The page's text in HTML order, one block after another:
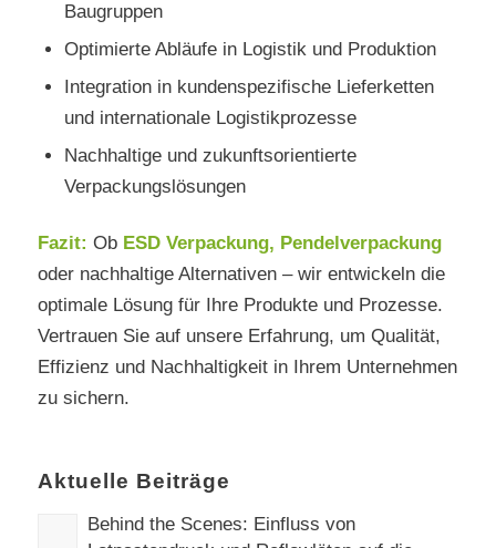
Baugruppen
Optimierte Abläufe in Logistik und Produktion
Integration in kundenspezifische Lieferketten
und internationale Logistikprozesse
Nachhaltige und zukunftsorientierte
Verpackungslösungen
Fazit: Ob ESD Verpackung, Pendelverpackung
oder nachhaltige Alternativen – wir entwickeln die
optimale Lösung für Ihre Produkte und Prozesse.
Vertrauen Sie auf unsere Erfahrung, um Qualität,
Effizienz und Nachhaltigkeit in Ihrem Unternehmen
zu sichern.
Aktuelle Beiträge
Behind the Scenes: Einfluss von